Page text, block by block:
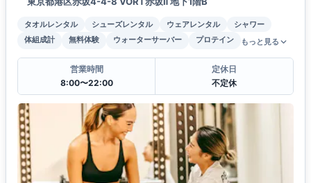
タオルレンタル シューズレンタル ウェアレンタル
シャワー
体組成計
無料体験 ウォーターサーバー プロテイン もっと見る
営業時間
8:00〜22:00
定休日
不定休